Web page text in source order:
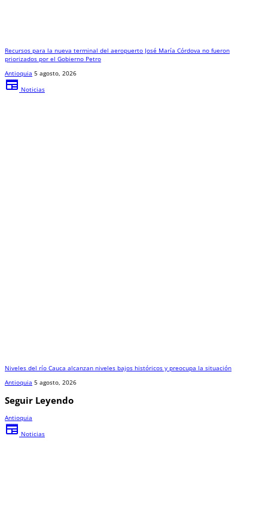
Recursos para la nueva terminal del aeropuerto José María Córdova no fueron
priorizados por el Gobierno Petro
Antioquia 5 agosto, 2026
newspaper Noticias
Niveles del río Cauca alcanzan niveles bajos históricos y preocupa la situación
Antioquia 5 agosto, 2026
Seguir Leyendo
Antioquia
newspaper Noticias